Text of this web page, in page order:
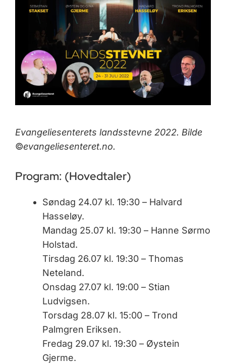
Evangeliesenterets landsstevne 2022. Bilde
©evangeliesenteret.no.
Program: (Hovedtaler)
Søndag 24.07 kl. 19:30 – Halvard
Hasseløy.
Mandag 25.07 kl. 19:30 – Hanne Sørmo
Holstad.
Tirsdag 26.07 kl. 19:30 – Thomas
Neteland.
Onsdag 27.07 kl. 19:00 – Stian
Ludvigsen.
Torsdag 28.07 kl. 15:00 – Trond
Palmgren Eriksen.
Fredag 29.07 kl. 19:30 – Øystein
Gjerme.